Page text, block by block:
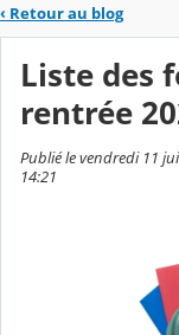
‹ Retour au blog
Liste des
rentrée
Publié le vendredi 11
14:21